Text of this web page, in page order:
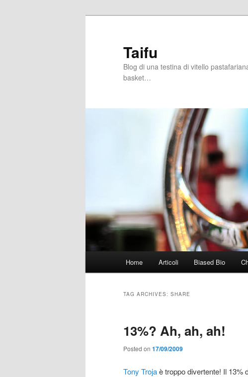
Taifu
Blog di una testina di vitello
basket…
Home Articoli Biased Bio
TAG ARCHIVES: SHARE
13%? Ah, ah, ah!
Posted on 17/09/2009
Tony Trojaè troppo divertente! Il 13%